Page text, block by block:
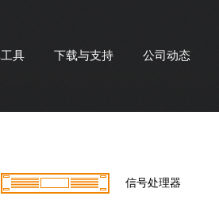
具 下载与支持 公司动态
信号处理器